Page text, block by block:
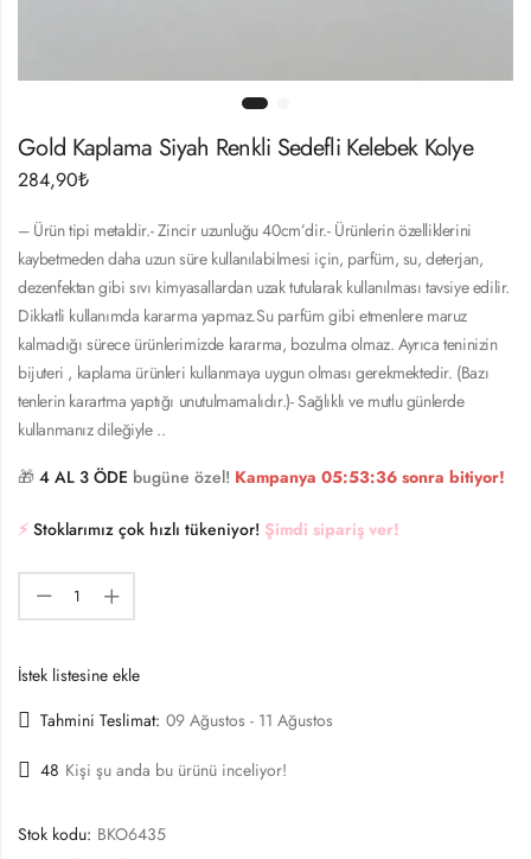
Gold Kaplama Siyah Renkli Sedefli Kelebek Kolye
284,90₺
– Ürün tipi metaldir.- Zincir uzunluğu 40cm’dir.- Ürünlerin özelliklerini
kaybetmeden daha uzun süre kullanılabilmesi için, parfüm, su, deterjan,
dezenfektan gibi sıvı kimyasallardan uzak tutularak kullanılması tavsiye edilir.
Dikkatli kullanımda kararma yapmaz.Su parfüm gibi etmenlere maruz
kalmadığı sürece ürünlerimizde kararma, bozulma olmaz. Ayrıca teninizin
bijuteri , kaplama ürünleri kullanmaya uygun olması gerekmektedir. (Bazı
tenlerin karartma yaptığı unutulmamalıdır.)- Sağlıklı ve mutlu günlerde
kullanmanız dileğiyle ..
🎁 4 AL 3 ÖDE bugüne özel! Kampanya 05:53:36 sonra bitiyor!
⚡️ Stoklarımız çok hızlı tükeniyor! Şimdi sipariş ver!
İstek listesine ekle
Tahmini Teslimat: 09 Ağustos - 11 Ağustos
48 Kişi şu anda bu ürünü inceliyor!
Stok kodu: BKO6435